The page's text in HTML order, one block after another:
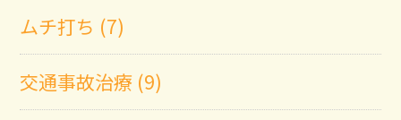
ムチ打ち (7)
交通事故治療 (9)